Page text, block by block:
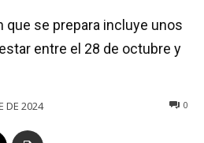
que se prepara incluye unos
entre el 28 de octubre y
DE 2024 0